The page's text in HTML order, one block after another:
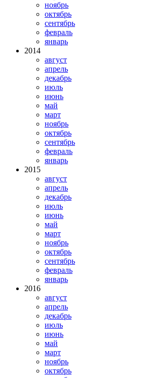
ноябрь
октябрь
сентябрь
февраль
январь
2014
август
апрель
декабрь
июль
июнь
май
март
ноябрь
октябрь
сентябрь
февраль
январь
2015
август
апрель
декабрь
июль
июнь
май
март
ноябрь
октябрь
сентябрь
февраль
январь
2016
август
апрель
декабрь
июль
июнь
май
март
ноябрь
октябрь